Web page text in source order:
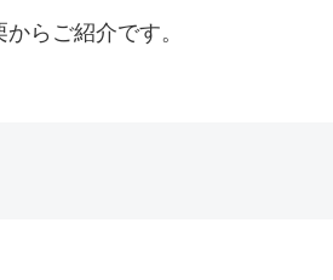
らご紹介です。